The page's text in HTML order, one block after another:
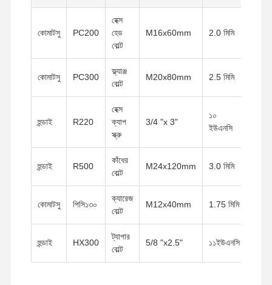
কোমাটসু PC200
হেক্স
হেড
বোল্ট
M16x60mm 2.0 মিমি
কোমাটসু PC300
ফ্ল্যাঞ্জ
বোল্ট
M20x80mm 2.5 মিমি
হুন্ডাই R220
হেক্স
ক্যাপ
স্ক্রু
3/4 "x 3"
১০
ইউএনসি
হুন্ডাই R500
কাঁধের
বোল্ট
M24x120mm 3.0 মিমি
কোমাটসু পিসি১৩০
ক্যারেজ
বোল্ট
M12x40mm 1.75 মিমি
হুন্ডাই HX300
ট্যাপার
বোল্ট
5/8 "x2.5" ১১ইউএনসি